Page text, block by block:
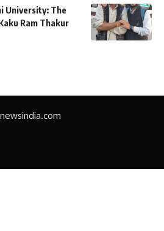
University: The
Ram Thakur